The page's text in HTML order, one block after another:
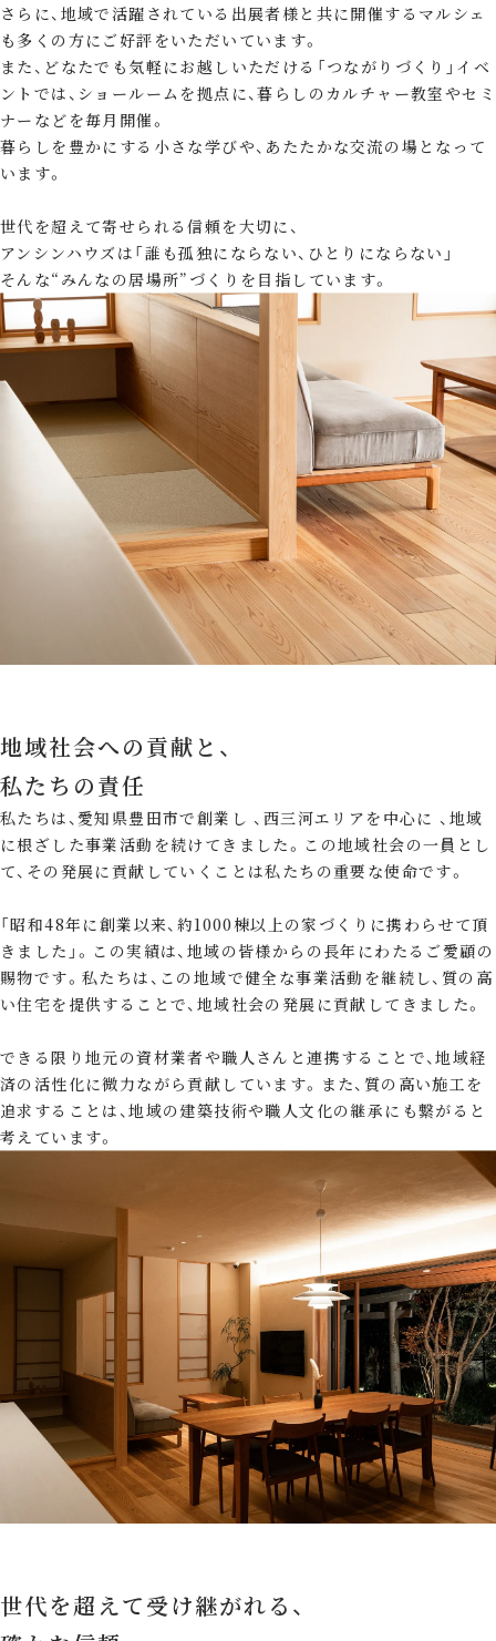
さらに、地域で活躍されている出展者様と共に開催するマルシェ
も多くの方にご好評をいただいています。
また、どなたでも気軽にお越しいただける「つながりづくり」イベ
ントでは、ショールームを拠点に、暮らしのカルチャー教室やセミ
ナーなどを毎月開催。
暮らしを豊かにする小さな学びや、あたたかな交流の場となって
います。
世代を超えて寄せられる信頼を大切に、
アンシンハウズは「誰も孤独にならない、ひとりにならない」
そんな“みんなの居場所”づくりを目指しています。
地域社会への貢献と、
私たちの責任
私たちは、愛知県豊田市で創業し 、西三河エリアを中心に 、地域
に根ざした事業活動を続けてきました。この地域社会の一員とし
て、その発展に貢献していくことは私たちの重要な使命です。
「昭和48年に創業以来、約1000棟以上の家づくりに携わらせて頂
きました」。この実績は、地域の皆様からの長年にわたるご愛顧の
賜物です。私たちは、この地域で健全な事業活動を継続し、質の高
い住宅を提供することで、地域社会の発展に貢献してきました。
できる限り地元の資材業者や職人さんと連携することで、地域経
済の活性化に微力ながら貢献しています。また、質の高い施工を
追求することは、地域の建築技術や職人文化の継承にも繋がると
考えています。
世代を超えて受け継がれる、